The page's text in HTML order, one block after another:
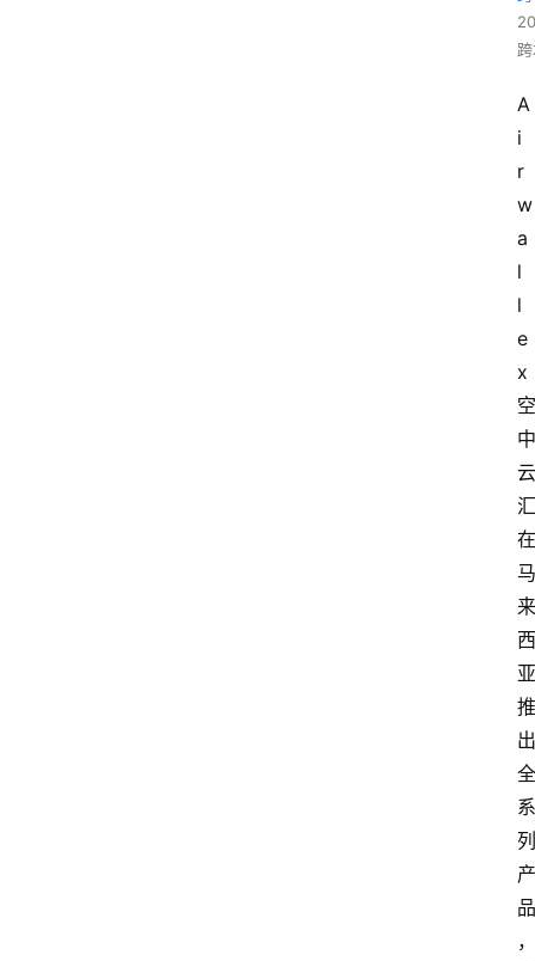
A
i
r
w
a
l
l
e
x
空
中
云
汇
在
马
来
西
亚
推
出
全
系
列
产
品
，